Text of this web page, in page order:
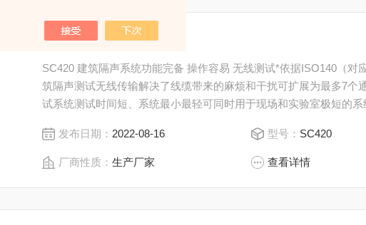
SC420建筑隔声系统
SC420 建筑隔声系统功能完备 操作容易 无线测试*依据ISO140（对应GB19889）进行建
筑隔声测试无线传输解决了线缆带来的麻烦和干扰可扩展为最多7个
试系统测试时间短、系统最小最轻可同时用于现场和实验室极短的系
发布日期： 2022-08-16 型号： SC420
厂商性质：生产厂家 查看详情